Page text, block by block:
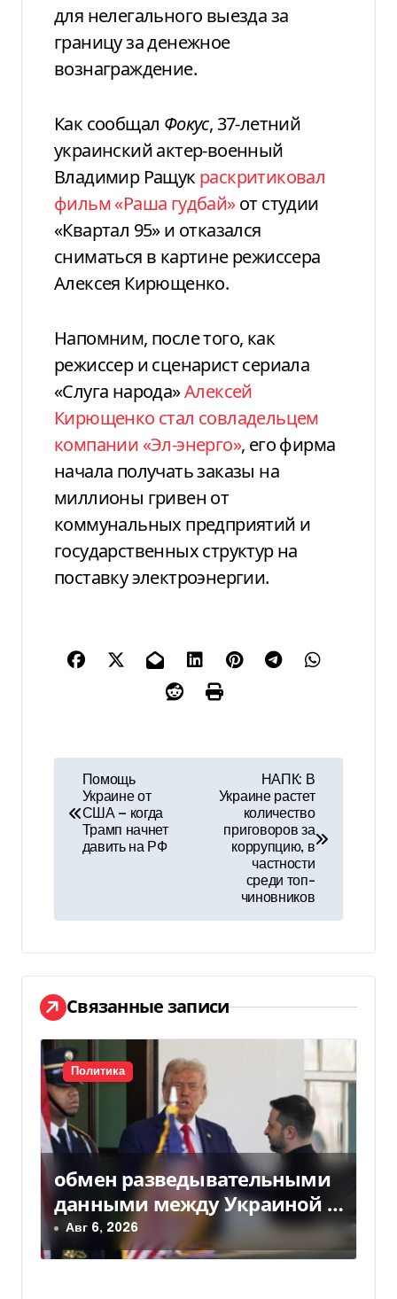
для нелегального выезда за
границу за денежное
вознаграждение.
Как сообщал Фокус, 37-летний
украинский актер-военный
Владимир Ращук раскритиковал
фильм «Раша гудбай»от студии
«Квартал 95» и отказался
сниматься в картине режиссера
Алексея Кирющенко.
Напомним, после того, как
режиссер и сценарист сериала
«Слуга народа»Алексей
Кирющенко стал совладельцем
компании «Эл-энерго», его фирма
начала получать заказы на
миллионы гривен от
коммунальных предприятий и
государственных структур на
поставку электроэнергии.
г
а
ц
и
я
п
о
з
а
п
Помощь
Украине от
США — когда
Трамп начнет
давить на РФ
НАПК: В
Украине растет
количество
приговоров за
коррупцию, в
частности
среди топ-
чиновников
Связанные записи
Политика
обмен разведывательными
данными между Украиной и
США значительно вырос, —
Politico
Авг 6, 2026